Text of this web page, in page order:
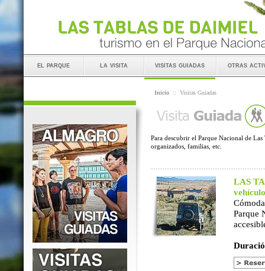
el parque la visita visitas guiadas otras
Inicio :: Visitas Guiadas
Para descubrir el Parque Nacional de
organizados, familias, etc.
LAS
vehículo
Parque